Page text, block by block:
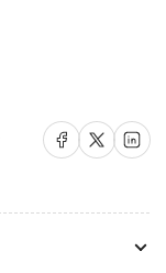
Auf Facebook teilenAuf X teilenAuf LinkedIn